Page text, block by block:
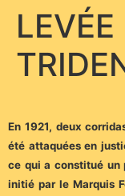
LEVÉE
En 1921, deux
été attaquées en
ce qui a constitué un
initié par le Marquis